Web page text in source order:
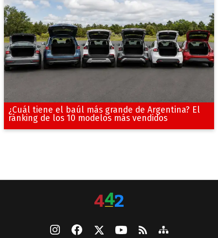
¿Cuál tiene el baúl más grande de Argentina? El
ránking de los 10 modelos más vendidos